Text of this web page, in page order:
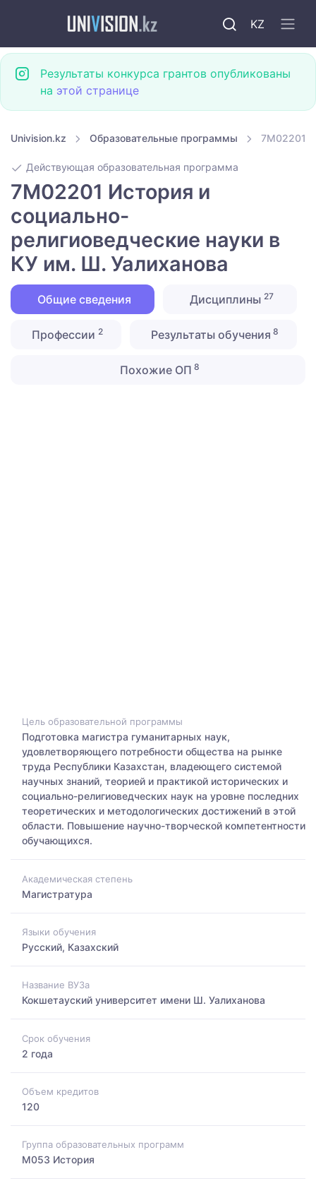
KZ
Результаты конкурса грантов опубликованы
на этой странице
Univision.kz Образовательные программы 7M02201
Действующая образовательная программа
7M02201 История и
социально-
религиоведческие науки в
КУ им. Ш. Уалиханова
Общие сведения Дисциплины 27
Профессии 2 Результаты обучения 8
Похожие ОП 8
Цель образовательной программы
Подготовка магистра гуманитарных наук,
удовлетворяющего потребности общества на рынке
труда Республики Казахстан, владеющего системой
научных знаний, теорией и практикой исторических и
социально-религиоведческих наук на уровне последних
теоретических и методологических достижений в этой
области. Повышение научно-творческой компетентности
обучающихся.
Академическая степень
Магистратура
Языки обучения
Русский, Казахский
Название ВУЗа
Кокшетауский университет имени Ш. Уалиханова
Срок обучения
2 года
Объем кредитов
120
Группа образовательных программ
M053 История